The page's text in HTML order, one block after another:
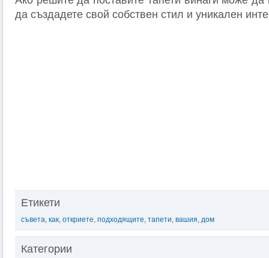
да създадете свой собствен стил и уникален
Етикети
съвета, как, откриете, подходящите, тапети, вашия, дом
Категории